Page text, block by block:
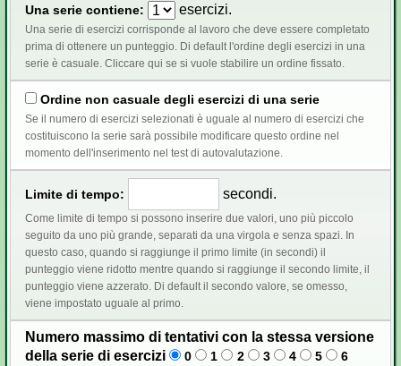
Una serie contiene: esercizi.
Una serie di esercizi corrisponde al lavoro che deve essere completato
prima di ottenere un punteggio. Di default l'ordine degli esercizi in una
serie è casuale. Cliccare qui se si vuole stabilire un ordine fissato.
Ordine non casuale degli esercizi di una serie
Se il numero di esercizi selezionati è uguale al numero di esercizi che
costituiscono la serie sarà possibile modificare questo ordine nel
momento dell'inserimento nel test di autovalutazione.
Limite di tempo: secondi.
Come limite di tempo si possono inserire due valori, uno più piccolo
seguito da uno più grande, separati da una virgola e senza spazi. In
questo caso, quando si raggiunge il primo limite (in secondi) il
punteggio viene ridotto mentre quando si raggiunge il secondo limite, il
punteggio viene azzerato. Di default il secondo valore, se omesso,
viene impostato uguale al primo.
Numero massimo di tentativi con la stessa versione
della serie di esercizi
0 1 2 3 4 5 6